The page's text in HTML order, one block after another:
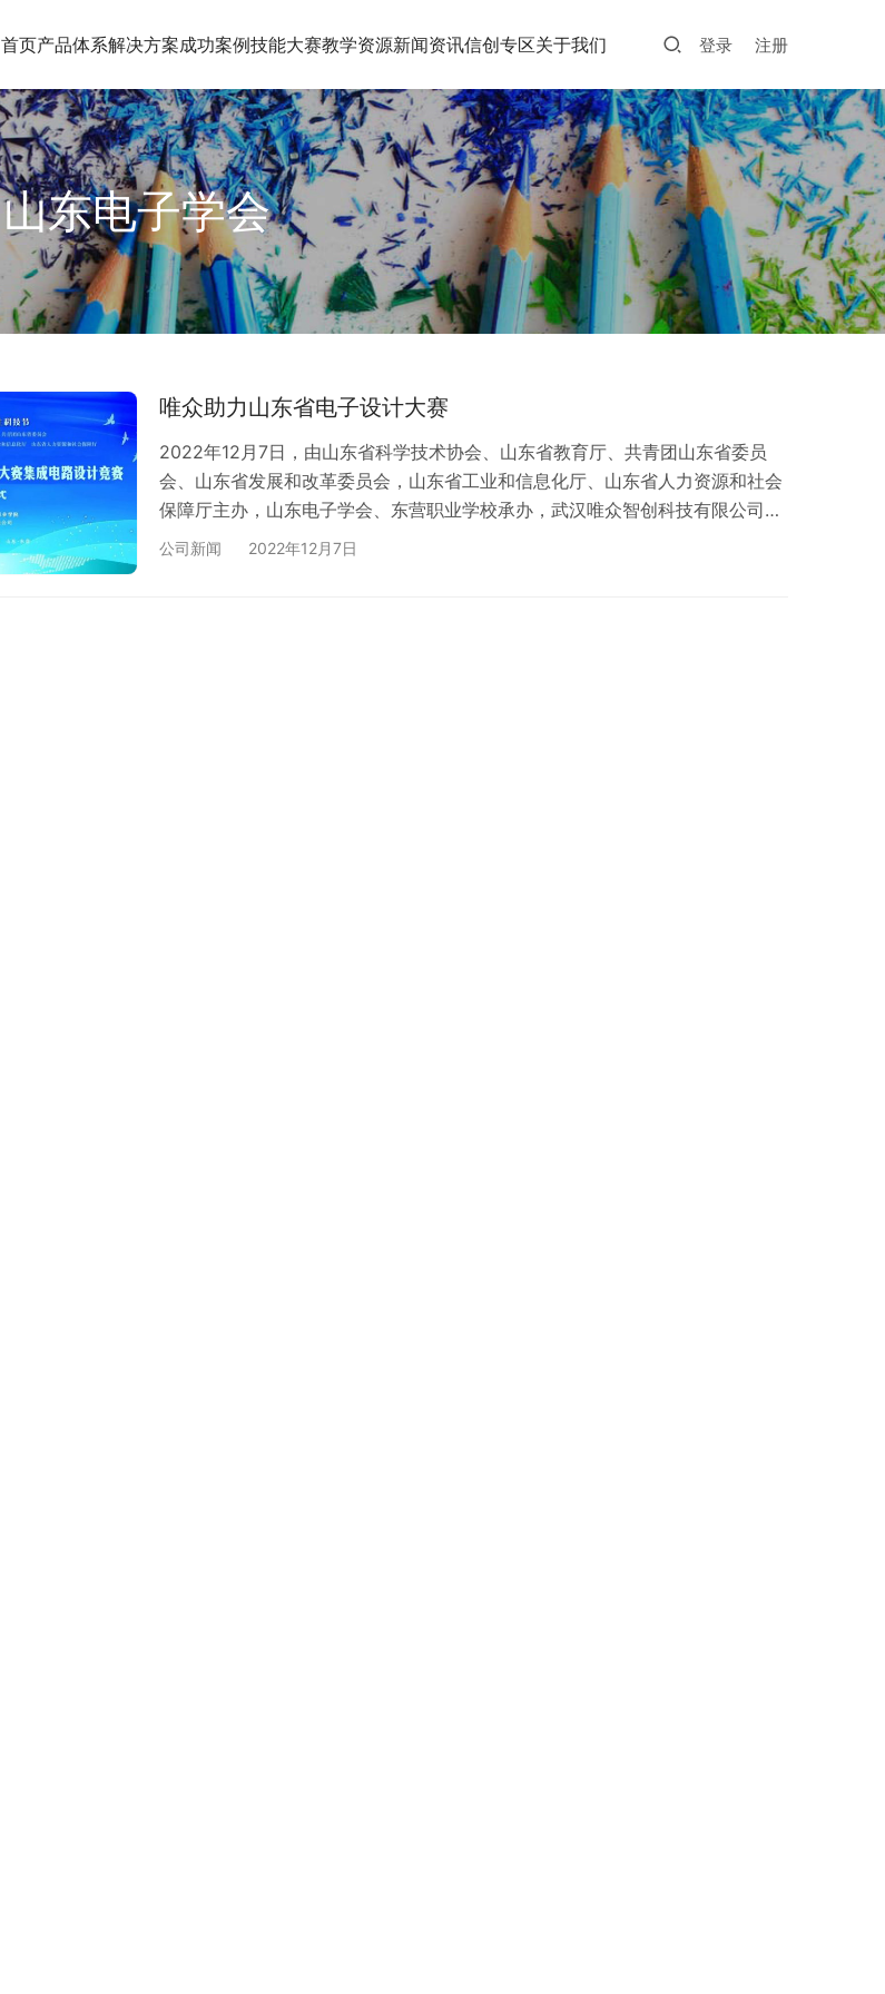
首页产品体系解决方案成功案例技能大赛教学资源新闻资讯信创专区关于我们 登录 注册
山东电子学会
唯众助力山东省电子设计大赛
2022年12月7日，由山东省科学技术协会、山东省教育厅、共青团山东省委员
会、山东省发展和改革委员会，山东省工业和信息化厅、山东省人力资源和社会
保障厅主办，山东电子学会、东营职业学校承办，武汉唯众智创科技有限公司协
办的第十四届山东省大学生科技节–电子设计大赛集成电路设计竞赛线上开幕。
公司新闻 2022年12月7日